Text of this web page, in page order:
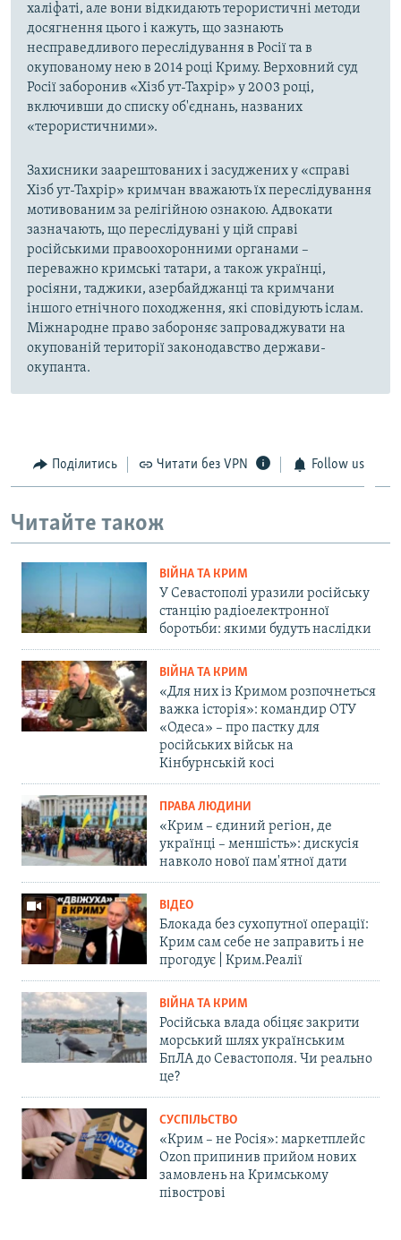
халіфаті, але вони відкидають терористичні методи
досягнення цього і кажуть, що зазнають
несправедливого переслідування в Росії та в
окупованому нею в 2014 році Криму. Верховний суд
Росії заборонив «Хізб ут-Тахрір» у 2003 році,
включивши до списку об'єднань, названих
«терористичними».
Захисники заарештованих і засуджених у «справі
Хізб ут-Тахрір» кримчан вважають їх переслідування
мотивованим за релігійною ознакою. Адвокати
зазначають, що переслідувані у цій справі
російськими правоохоронними органами –
переважно кримські татари, а також українці,
росіяни, таджики, азербайджанці та кримчани
іншого етнічного походження, які сповідують іслам.
Міжнародне право забороняє запроваджувати на
окупованій території законодавство держави-
окупанта.
Поділитись Читати без VPN Follow us
Читайте також
ВІЙНА ТА КРИМ
У Севастополі уразили російську
станцію радіоелектронної
боротьби: якими будуть наслідки
ВІЙНА ТА КРИМ
«Для них із Кримом розпочнеться
важка історія»: командир ОТУ
«Одеса» – про пастку для
російських військ на
Кінбурнській косі
ПРАВА ЛЮДИНИ
«Крим – єдиний регіон, де
українці – меншість»: дискусія
навколо нової пам'ятної дати
ВІДЕО
Блокада без сухопутної операції:
Крим сам себе не заправить і не
прогодує | Крим.Реалії
ВІЙНА ТА КРИМ
Російська влада обіцяє закрити
морський шлях українським
БпЛА до Севастополя. Чи реально
це?
СУСПІЛЬСТВО
«Крим – не Росія»: маркетплейс
Ozon припинив прийом нових
замовлень на Кримському
півострові